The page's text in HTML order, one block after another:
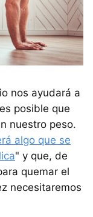
nos ayudará a
posible que
nuestro peso.
algo que se
" y que, de
quemar el
necesitaremos